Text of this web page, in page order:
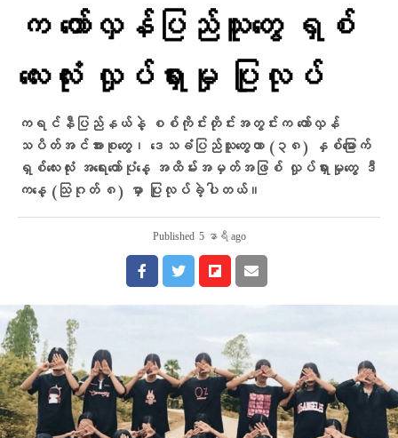
က တော်လှန်ပြည်သူတွေ ရှစ်
လေးလုံး လှုပ်ရှားမှု ပြုလုပ်
ကရင်နီပြည်နယ်နဲ့ စစ်ကိုင်းတိုင်းအတွင်းက တော်လှန်
သပိတ်အင်အားစုတွေ၊ ဒေသခံပြည်သူတွေဟာ (၃၈) နှစ်မြောက်
ရှစ်လေးလုံး အရေးတော်ပုံနေ့ အထိမ်းအမှတ်အဖြစ် လှုပ်ရှားမှုတွေ ဒီ
ကနေ့ (သြဂုတ် ၈) မှာ ပြုလုပ်ခဲ့ပါတယ်။
Published 5 နာရီ ago